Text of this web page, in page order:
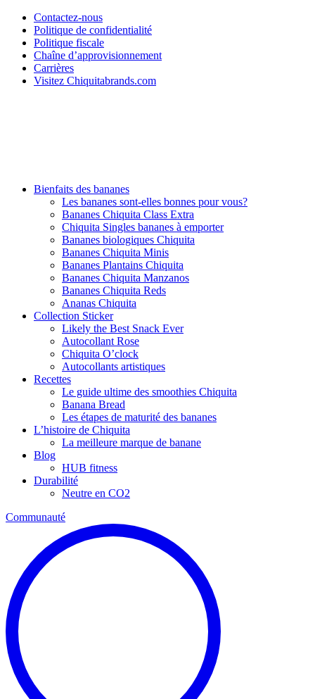
Contactez-nous
Politique de confidentialité
Politique fiscale
Chaîne d’approvisionnement
Carrières
Visitez Chiquitabrands.com
Bienfaits des bananes
Les bananes sont-elles bonnes pour vous?
Bananes Chiquita Class Extra
Chiquita Singles bananes à emporter
Bananes biologiques Chiquita
Bananes Chiquita Minis
Bananes Plantains Chiquita
Bananes Chiquita Manzanos
Bananes Chiquita Reds
Ananas Chiquita
Collection Sticker
Likely the Best Snack Ever
Autocollant Rose
Chiquita O’clock
Autocollants artistiques
Recettes
Le guide ultime des smoothies Chiquita
Banana Bread
Les étapes de maturité des bananes
L’histoire de Chiquita
La meilleure marque de banane
Blog
HUB fitness
Durabilité
Neutre en CO2
Communauté